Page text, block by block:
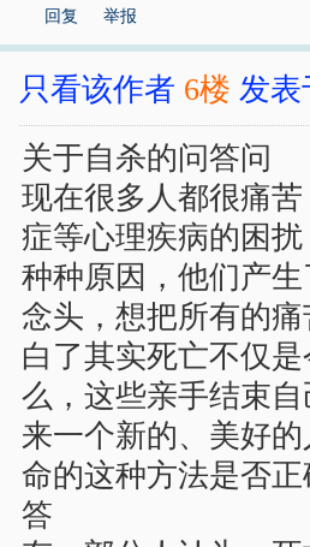
回复 举报
只看该作者 6楼 发表
关于自杀的问答问
现在很多人都很痛
症等心理疾病的困
种种原因，他们产
念头，想把所有的
白了其实死亡不仅
么，这些亲手结束
来一个新的、美好
命的这种方法是否正
答